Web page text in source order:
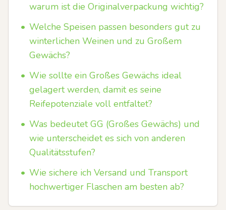
warum ist die Originalverpackung wichtig?
• Welche Speisen passen besonders gut zu
winterlichen Weinen und zu Großem
Gewächs?
• Wie sollte ein Großes Gewächs ideal
gelagert werden, damit es seine
Reifepotenziale voll entfaltet?
• Was bedeutet GG (Großes Gewächs) und
wie unterscheidet es sich von anderen
Qualitätsstufen?
• Wie sichere ich Versand und Transport
hochwertiger Flaschen am besten ab?